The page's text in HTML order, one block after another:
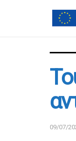
09/07/